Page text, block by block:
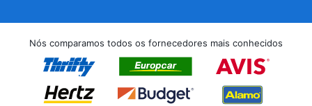
Nós comparamos todos os fornecedores mais conhecidos